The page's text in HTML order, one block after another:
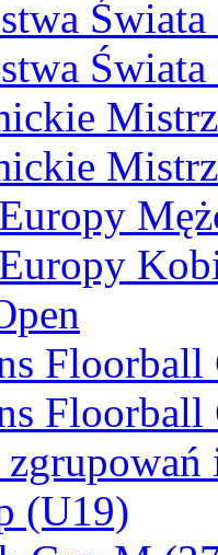
Floorball
Floorball
(U19)